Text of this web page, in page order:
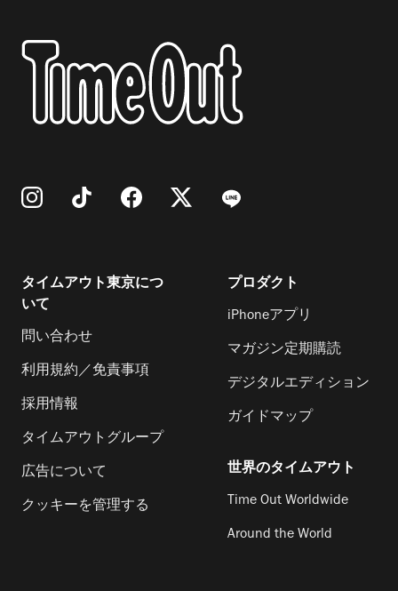
タイムアウト東京につ
いて
問い合わせ
利用規約／免責事項
採用情報
タイムアウトグループ
広告について
クッキーを管理する
プロダクト
iPhoneアプリ
マガジン定期購読
デジタルエディション
ガイドマップ
世界のタイムアウト
Time Out Worldwide
Around the World